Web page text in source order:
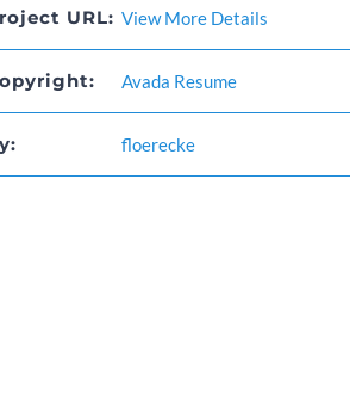
URL: View More Details
Avada Resume
floerecke